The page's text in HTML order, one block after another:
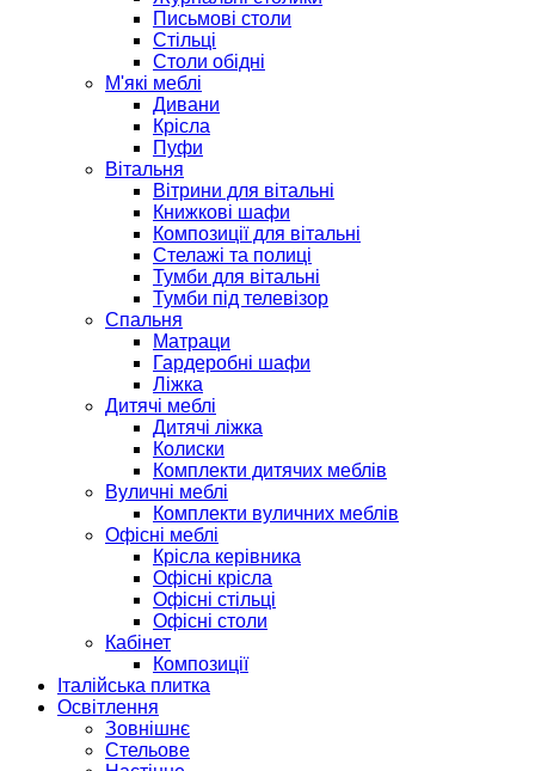
Письмові столи
Стільці
Столи обідні
М'які меблі
Дивани
Крісла
Пуфи
Вітальня
Вітрини для вітальні
Книжкові шафи
Композиції для вітальні
Стелажі та полиці
Тумби для вітальні
Тумби під телевізор
Спальня
Матраци
Гардеробні шафи
Ліжка
Дитячі меблі
Дитячі ліжка
Колиски
Комплекти дитячих меблів
Вуличні меблі
Комплекти вуличних меблів
Офісні меблі
Крісла керівника
Офісні крісла
Офісні стільці
Офісні столи
Кабінет
Композиції
Італійська плитка
Освітлення
Зовнішнє
Стельове